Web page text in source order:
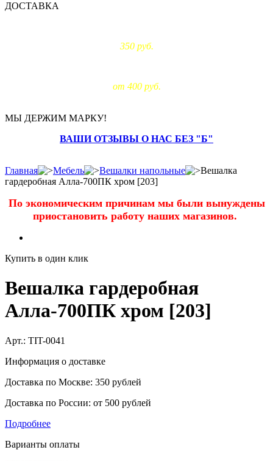
ДОСТАВКА
350 руб.
от 400 руб.
МЫ ДЕРЖИМ МАРКУ!
ВАШИ ОТЗЫВЫ О НАС БЕЗ "Б"
Главная Мебель Вешалки напольные
Вешалка
гардеробная Алла-700ПК хром [203]
По экономическим причинам мы были вынуждены
приостановить работу наших магазинов.
Купить в один клик
Вешалка гардеробная
Алла-700ПК хром [203]
Арт.: TIT-0041
Информация о доставке
Доставка по Москве: 350 рублей
Доставка по России: от 500 рублей
Подробнее
Варианты оплаты